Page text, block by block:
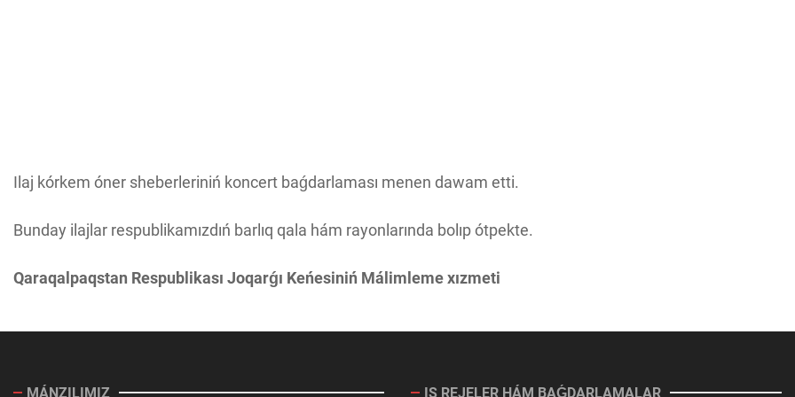
Ilaj kórkem óner sheberleriniń koncert baǵdarlaması menen dawam etti.
Bunday ilajlar respublikamızdıń barlıq qala hám rayonlarında bolıp ótpekte.
Qaraqalpaqstan Respublikası Joqarǵı Keńesiniń Málimleme xızmeti
MÁNZILIMIZ IS REJELER HÁM BAǴDARLAMALAR